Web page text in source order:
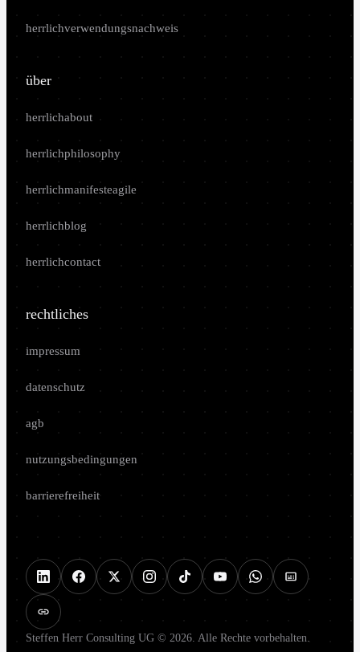
herrlichverwendungsnachweis
über
herrlichabout
herrlichphilosophy
herrlichmanifesteagile
herrlichblog
herrlichcontact
rechtliches
impressum
datenschutz
agb
nutzungsbedingungen
barrierefreiheit
Steffen Herr Consulting UG © 2026. Alle Rechte vorbehalten.